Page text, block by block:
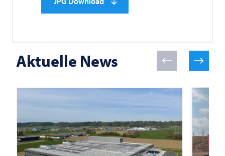
Aktuelle News